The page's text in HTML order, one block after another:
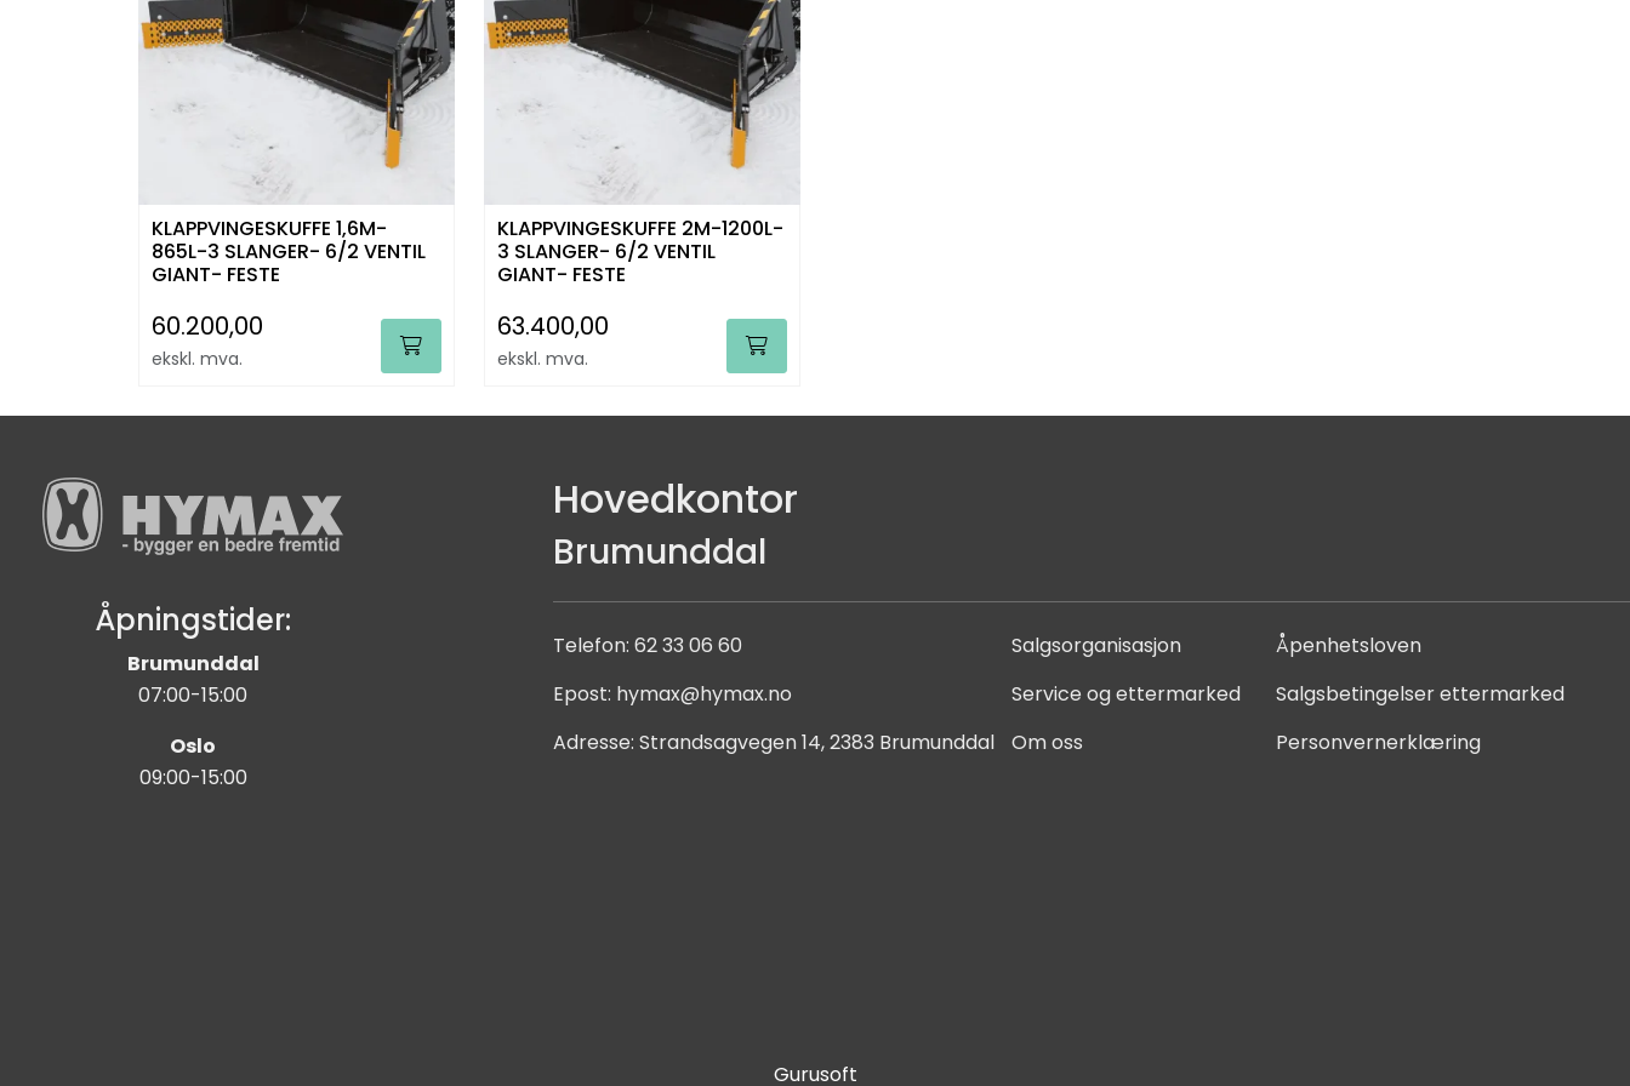
KLAPPVINGESKUFFE 1,6M-
865L-3 SLANGER- 6/2 VENTIL
GIANT- FESTE
60.200,00
ekskl. mva.
KLAPPVINGESKUFFE 2M-1200L-
3 SLANGER- 6/2 VENTIL
GIANT- FESTE
63.400,00
ekskl. mva.
Åpningstider:
Brumunddal
07:00-15:00
Oslo
09:00-15:00
Hovedkontor
Brumunddal
Telefon: 62 33 06 60 Salgsorganisasjon
Åpenhetsloven
Epost: hymax@hymax.no Service og ettermarked
Salgsbetingelser ettermarked
Adresse: Strandsagvegen 14, 2383 Brumunddal Om oss Personvernerklæring
Gurusoft